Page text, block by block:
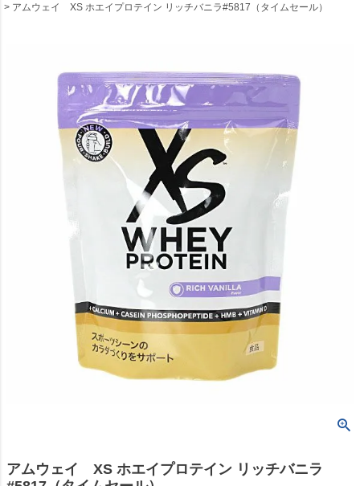
アムウェイ XS ホエイプロテイン リッチバニラ#5817（タイムセール）
アムウェイ XS ホエイプロテイン リッチバニラ